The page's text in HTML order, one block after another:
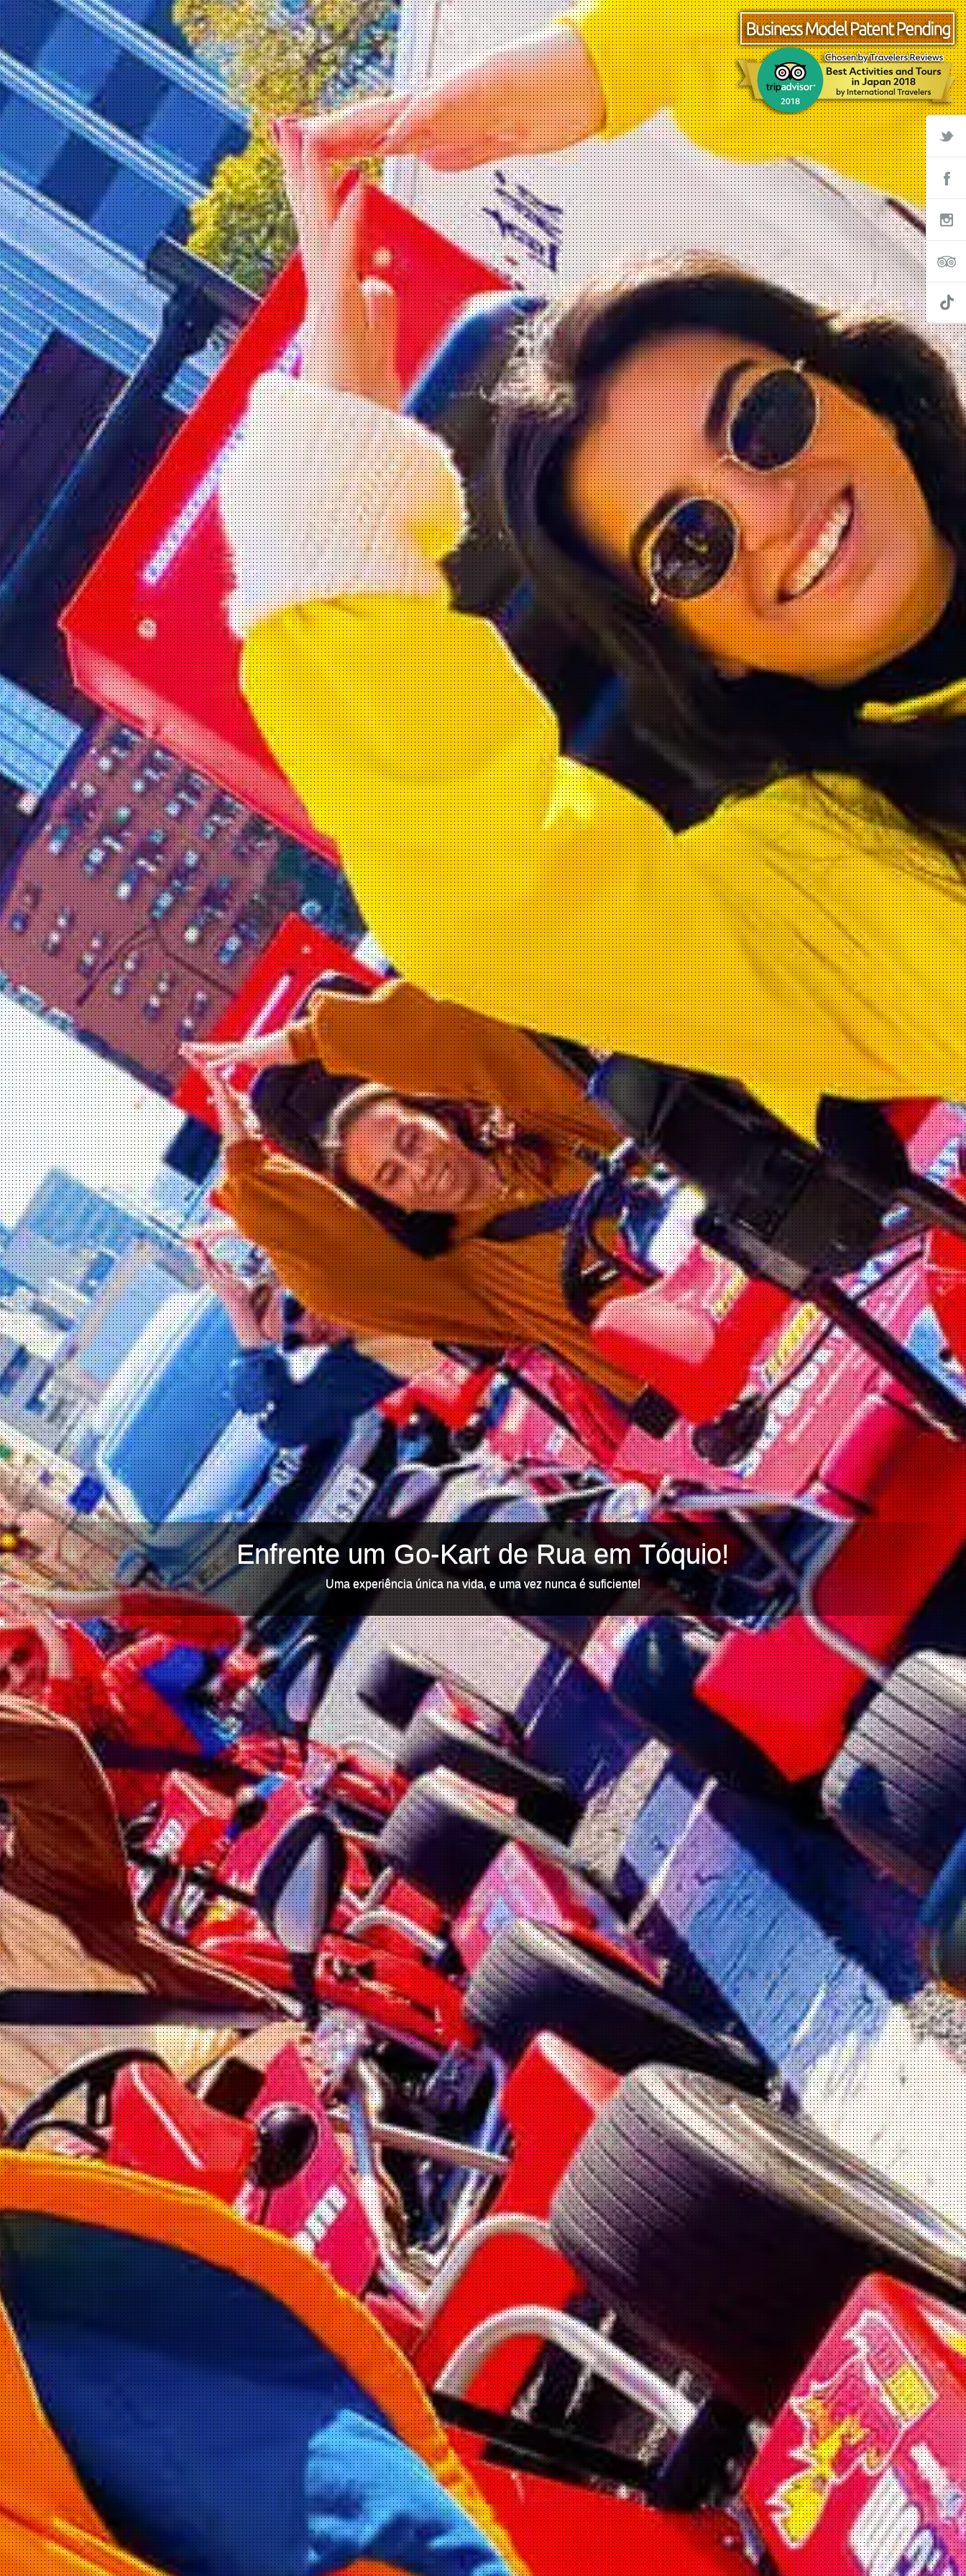
Enfrente um Go-Kart de Rua em Tóquio!
Uma experiência única na vida, e uma vez nunca é suficiente!